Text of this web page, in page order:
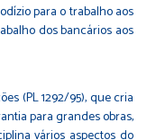
para o trabalho aos
dos bancários aos
(PL1292/95), que cria
para grandes obras,
vários aspectos do